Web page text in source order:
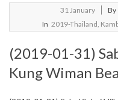
31 January By
In 2019-Thailand,
(2019-01-31)
Kung Wiman